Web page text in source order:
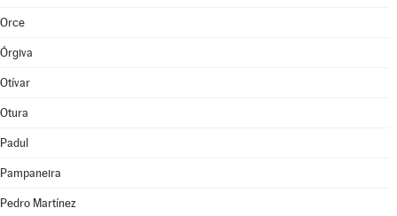
Orce
Órgiva
Otívar
Otura
Padul
Pampaneira
Pedro Martínez